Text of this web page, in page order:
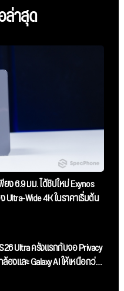
าสุด
ง 6.9 มม. ได้ชิปใหม่ Exynos
Wide 4K ในราคาเริ่มต้น
Ultra ครั้งแรกกับจอ Privacy
งและ Galaxy AI ให้เหนือกว่า